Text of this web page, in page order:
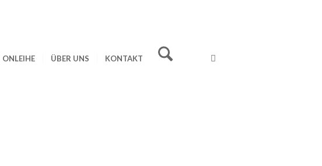
ONLEIHE ÜBER UNS KONTAKT